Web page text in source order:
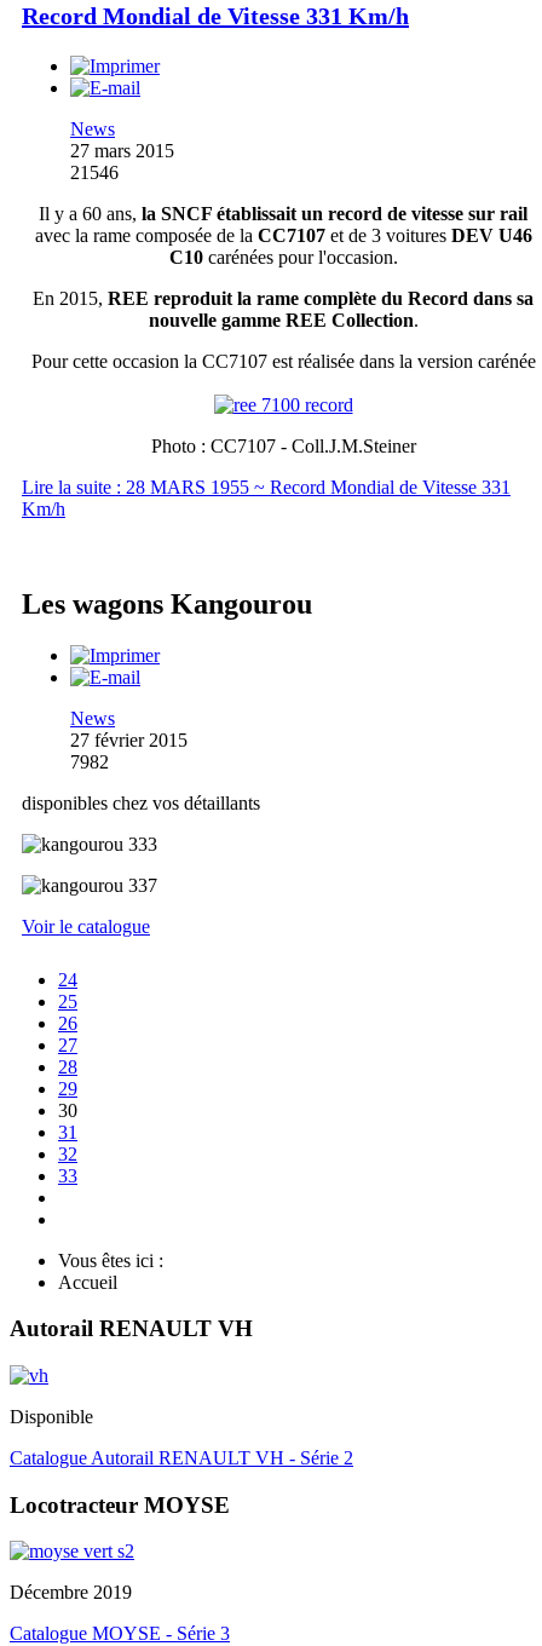
Record Mondial de Vitesse 331 Km/h
News
27 mars 2015
21546
Il y a 60 ans, la SNCF établissait un record de vitesse sur rail
avec la rame composée de la CC7107et de 3 voitures DEV U46
C10carénées pour l'occasion.
En 2015, REE reproduit la rame complète du Record dans sa
nouvelle gamme REE Collection.
Pour cette occasion la CC7107 est réalisée dans la version carénée
Photo : CC7107 - Coll.J.M.Steiner
Lire la suite : 28 MARS 1955 ~ Record Mondial de Vitesse 331
Km/h
Les wagons Kangourou
News
27 février 2015
7982
disponibles chez vos détaillants
Voir le catalogue
24
25
26
27
28
29
30
31
32
33
Vous êtes ici :
Accueil
Autorail RENAULT VH
Disponible
Catalogue Autorail RENAULT VH - Série 2
Locotracteur MOYSE
Décembre 2019
Catalogue MOYSE - Série 3